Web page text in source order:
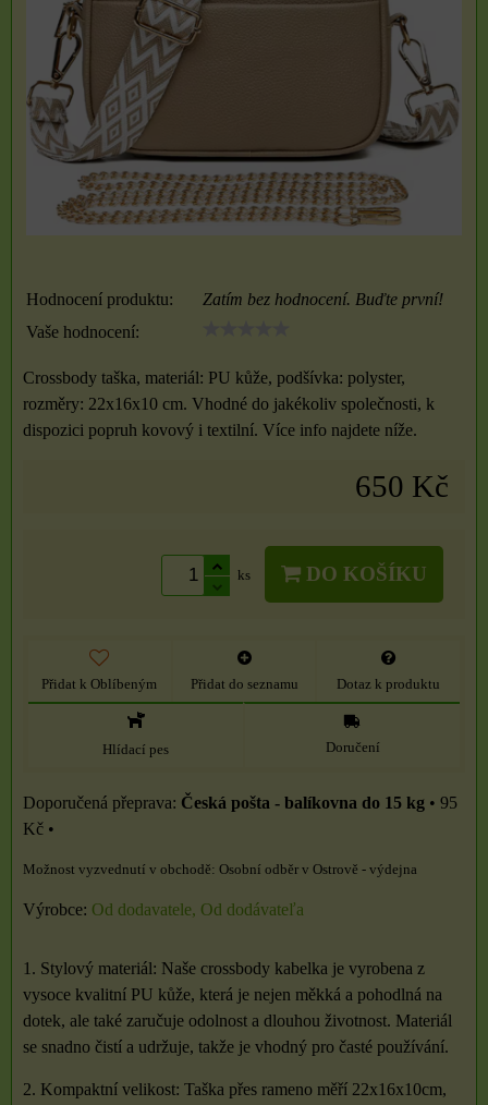
Hodnocení produktu:
Zatím bez hodnocení. Buďte první!
Vaše hodnocení:
Crossbody taška, materiál: PU kůže, podšívka: polyster,
rozměry: 22x16x10 cm. Vhodné do jakékoliv společnosti, k
dispozici popruh kovový i textilní. Více info najdete níže.
650 Kč
ks DO KOŠÍKU
Přidat k Oblíbeným Přidat do seznamu Dotaz k produktu
Hlídací pes Doručení
Česká pošta - balíkovna do 15 kg • 95
Kč •
Osobní odběr v Ostrově - výdejna
Výrobce: Od dodavatele, Od dodávateľa
1. Stylový materiál: Naše crossbody kabelka je vyrobena z
vysoce kvalitní PU kůže, která je nejen měkká a pohodlná na
dotek, ale také zaručuje odolnost a dlouhou životnost. Materiál
se snadno čistí a udržuje, takže je vhodný pro časté používání.
2. Kompaktní velikost: Taška přes rameno měří 22x16x10cm,